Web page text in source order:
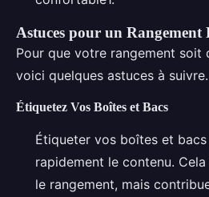
Astuces pour un Rangement
Pour que votre rangement soit
voici quelques astuces à suivre.
Étiquetez Vos Boîtes et Bacs
Étiqueter vos boîtes et
rapidement le contenu.
le rangement, mais